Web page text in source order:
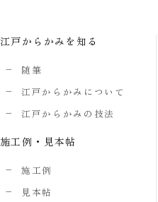
江戸からかみを知る
随筆
江戸からかみについて
江戸からかみの技法
施工例・見本帖
施工例
見本帖